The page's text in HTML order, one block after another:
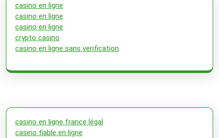
casino en ligne
casino en ligne
casino en ligne
crypto casino
casino en ligne sans verification
casino en ligne france légal
casino fiable en ligne